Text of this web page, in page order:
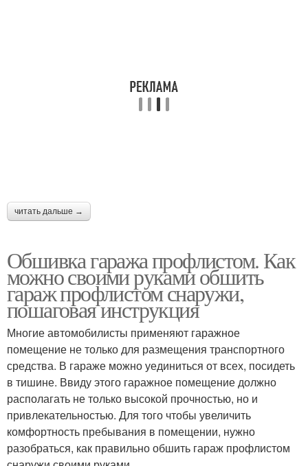
читать дальше →
Обшивка гаража профлистом. Как
можно своими руками обшить
гараж профлистом снаружи,
пошаговая инструкция
Многие автомобилисты применяют гаражное
помещение не только для размещения транспортного
средства. В гараже можно уединиться от всех, посидеть
в тишине. Ввиду этого гаражное помещение должно
располагать не только высокой прочностью, но и
привлекательностью. Для того чтобы увеличить
комфортность пребывания в помещении, нужно
разобраться, как правильно обшить гараж профлистом